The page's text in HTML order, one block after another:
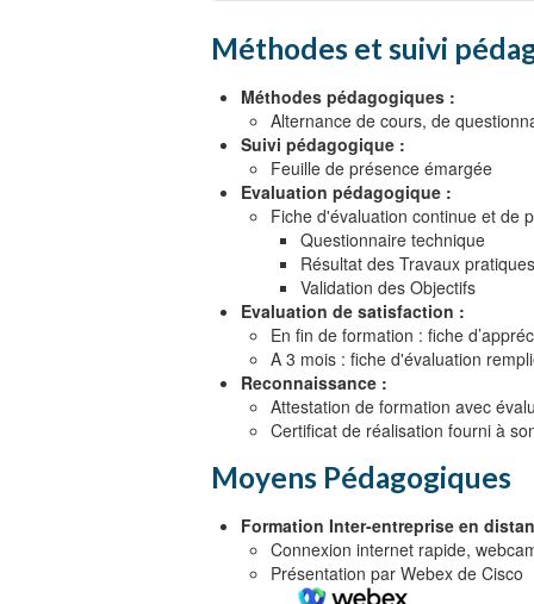
Attributs prédéfinis utiles en
Fonctions et procédures
Objectif 4
Conception synchrone
Analyse statique de timing
Outils d'implémentation et de mise
Instructions VHDL spécifiques à la
Utilisation de modèles et packages
Ecriture et lecture de fichiers ASCII
Génération de messages
Méthodes et suivi
Méthodes pédagogiques :
Alternance de cours, de
Suivi pédagogique :
Feuille de présence émargée
Evaluation pédagogique :
Fiche d'évaluation continue et de
Questionnaire technique
Résultat des Travaux pratiques
Validation des Objectifs
Evaluation de satisfaction :
En fin de formation : fiche
A 3 mois : fiche d'évaluation
Reconnaissance :
Attestation de formation avec
Certificat de réalisation fourni à
Moyens Pédagogiques
Formation Inter-entreprise en
Connexion internet rapide,
Présentation par Webex de Cisco